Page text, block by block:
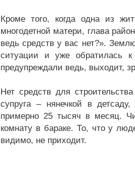
Кроме того, когда одна из
многодетной матери, глава
ведь средств у вас нет?».
ситуации и уже обратилась
предупреждали ведь, выходит,
Нет средств для
супруга – нянечкой в
примерно 25 тысяч в месяц.
комнату в бараке. То, что у
видимо, не приходит.